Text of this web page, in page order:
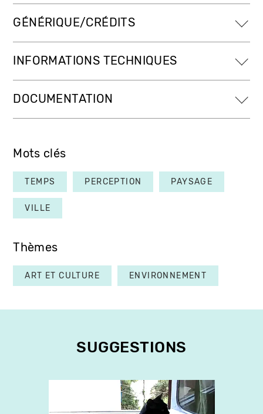
GÉNÉRIQUE/CRÉDITS
INFORMATIONS TECHNIQUES
DOCUMENTATION
Mots clés
TEMPS PERCEPTION PAYSAGE
VILLE
Thèmes
ART ET CULTURE ENVIRONNEMENT
SUGGESTIONS